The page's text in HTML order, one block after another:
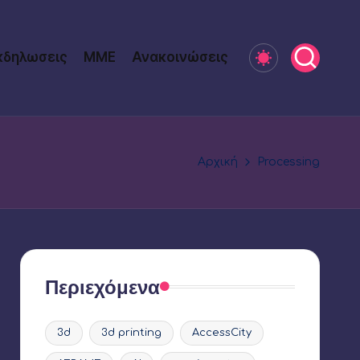
ΜΜΕ Ανακοινώσεις
Αρχική Processing
Περιεχόμενα
3d 3d printing AccessCity